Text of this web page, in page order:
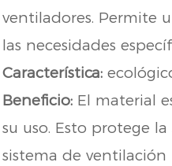
ventiladores. Permite
las necesidades
Característica:
Beneficio:El material
su uso. Esto protege
sistema de